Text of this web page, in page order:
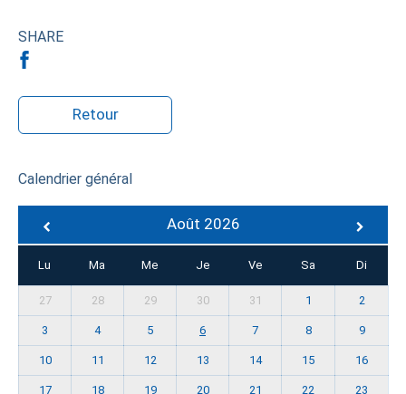
SHARE
Retour
Calendrier général
Août 2026
Lu Ma Me Je Ve Sa Di
27 28 29 30 31 1 2
3 4 5 6 7 8 9
10 11 12 13 14 15 16
17 18 19 20 21 22 23